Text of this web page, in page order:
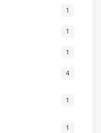
1
1
1
4
1
1